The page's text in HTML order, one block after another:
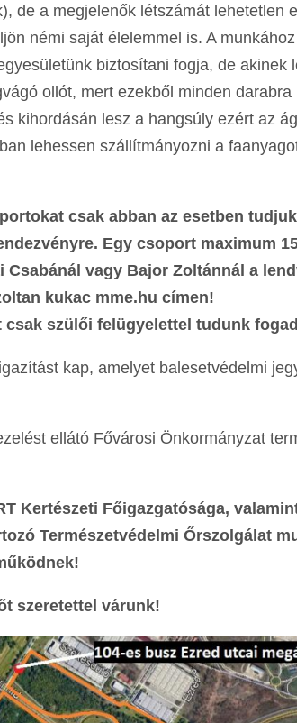
de a megjelenők létszámát lehetetlen
némi saját élelemmel is. A
biztosítani fogja, de akinek
ollót, mert ezekből minden darabra
kihordásán lesz a hangsúly ezért az
lehessen szállítmányozni a
csak abban az esetben
Egy csoport maximum
vagy Bajor Zoltánnál a
kukac mme.hu címen!
szülői felügyelettel tudunk
kap, amelyet balesetvédelmi
ellátó Fővárosi Önkormányzat
Kertészeti Főigazgatósága,
Természetvédelmi Őrszolgálat
szeretettel várunk!